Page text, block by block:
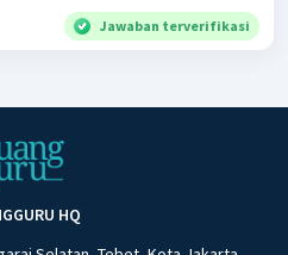
Jawaban terverifikasi
HQ